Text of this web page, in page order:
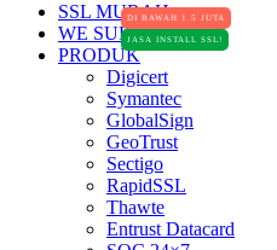
DI BAWAH 1.5 JUTA
SSL MURAH
JASA INSTALL SSL!
WE SUPPORT
PRODUK
Digicert
Symantec
GlobalSign
GeoTrust
Sectigo
RapidSSL
Thawte
Entrust Datacard